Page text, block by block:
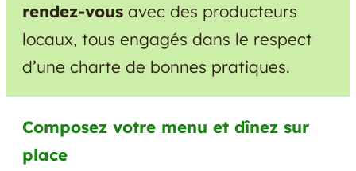
rendez-vous avec des producteurs
locaux, tous engagés dans le respect
d’une charte de bonnes pratiques.
Composez votre menu et dînez sur
place